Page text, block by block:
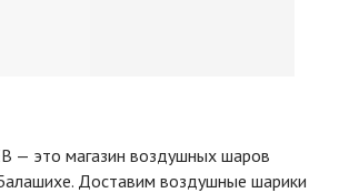
— это магазин воздушных шаров
Доставим воздушные шарики